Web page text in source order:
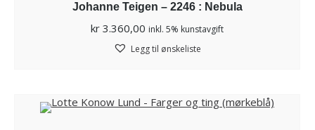
Johanne Teigen – 2246 : Nebula
kr 3.360,00 inkl. 5% kunstavgift
Legg til ønskeliste